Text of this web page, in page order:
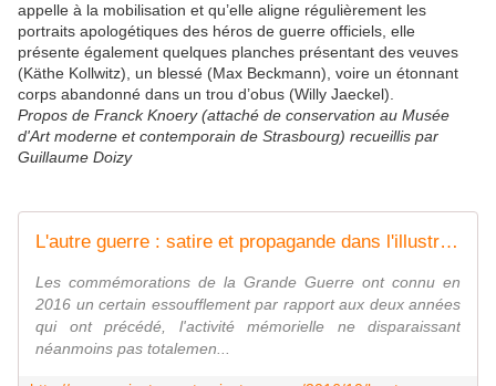
appelle à la mobilisation et qu’elle aligne régulièrement les
portraits apologétiques des héros de guerre officiels, elle
présente également quelques planches présentant des veuves
(Käthe Kollwitz), un blessé (Max Beckmann), voire un étonnant
corps abandonné dans un trou d’obus (Willy Jaeckel).
Propos de Franck Knoery (attaché de conservation au Musée
d'Art moderne et contemporain de Strasbourg) recueillis par
Guillaume Doizy
L'autre guerre : satire et propagande dans l'illustration allemande (1914-1918), le catalogue
Les commémorations de la Grande Guerre ont connu en
2016 un certain essoufflement par rapport aux deux années
qui ont précédé, l'activité mémorielle ne disparaissant
néanmoins pas totalemen...